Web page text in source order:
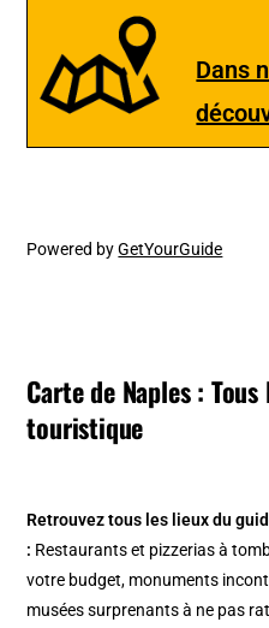
Dans
Powered byGetYourGuide
Carte de Naples :
touristique
Retrouvez tous les lieux du
: Restaurants et pizzerias à
votre budget, monuments
musées surprenants à ne pas